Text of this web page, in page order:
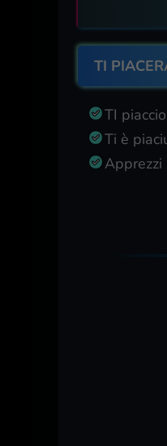
TI
TI
Ti è